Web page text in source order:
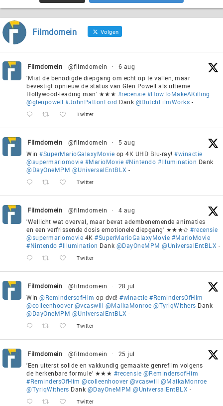
Filmdomein Volgen
Filmdomein @filmdomein ·
6 aug
'Mist de benodigde diepgang om echt op te vallen, maar
bevestigt opnieuw de status van Glen Powell als ultieme
Hollywood-leading man' ★★★ #recensie #HowToMakeAKilling
@glenpowell #JohnPattonFord Dank @DutchFilmWorks -
Twitter
Filmdomein @filmdomein ·
5 aug
Win #SuperMarioGalaxyMovie op 4K UHD Blu-ray! #winactie
@supermariomovie #MarioMovie #Nintendo #Illumination Dank
@DayOneMPM @UniversalEntBLX -
Twitter
Filmdomein @filmdomein ·
4 aug
'Wellicht wat overval, maar bevat adembenemende animaties
en een verfrissende dosis emotionele diepgang' ★★★✩ #recensie
@supermariomovie 4K #SuperMarioGalaxyMovie #MarioMovie
#Nintendo #Illumination Dank @DayOneMPM @UniversalEntBLX -
Twitter
Filmdomein @filmdomein ·
28 jul
Win @RemindersofHim op dvd! #winactie #RemindersOfHim
@colleenhoover @vcaswill @MaikaMonroe @TyriqWithers Dank
@DayOneMPM @UniversalEntBLX -
Twitter
Filmdomein @filmdomein ·
25 jul
'Een uiterst solide en vakkundig gemaakte genrefilm volgens
de herkenbare formule' ★★★ #recensie @RemindersofHim
#RemindersOfHim @colleenhoover @vcaswill @MaikaMonroe
@TyriqWithers Dank @DayOneMPM @UniversalEntBLX -
Twitter